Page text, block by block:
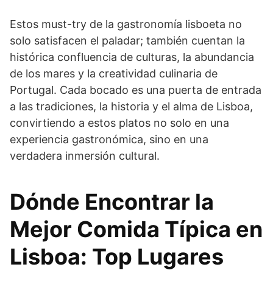
Estos must-try de la gastronomía lisboeta no
solo satisfacen el paladar; también cuentan la
histórica confluencia de culturas, la abundancia
de los mares y la creatividad culinaria de
Portugal. Cada bocado es una puerta de entrada
a las tradiciones, la historia y el alma de Lisboa,
convirtiendo a estos platos no solo en una
experiencia gastronómica, sino en una
verdadera inmersión cultural.
Dónde Encontrar la
Mejor Comida Típica en
Lisboa: Top Lugares